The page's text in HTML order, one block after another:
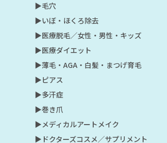
▶︎毛穴
▶︎いぼ・ほくろ除去
▶︎医療脱毛／女性・男性・キッズ
▶︎医療ダイエット
▶︎薄毛・AGA・白髪・まつげ育毛
▶︎ピアス
▶︎多汗症
▶︎巻き爪
▶︎メディカルアートメイク
▶︎ドクターズコスメ／サプリメント